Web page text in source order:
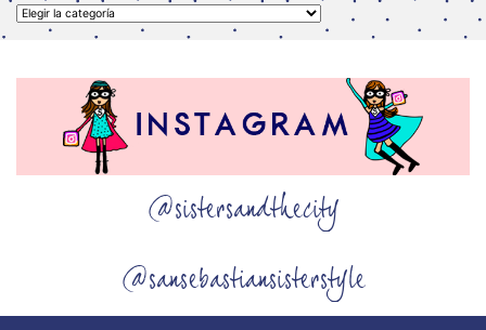
Categorías
@sistersandthecity
@sansebastiansisterstyle